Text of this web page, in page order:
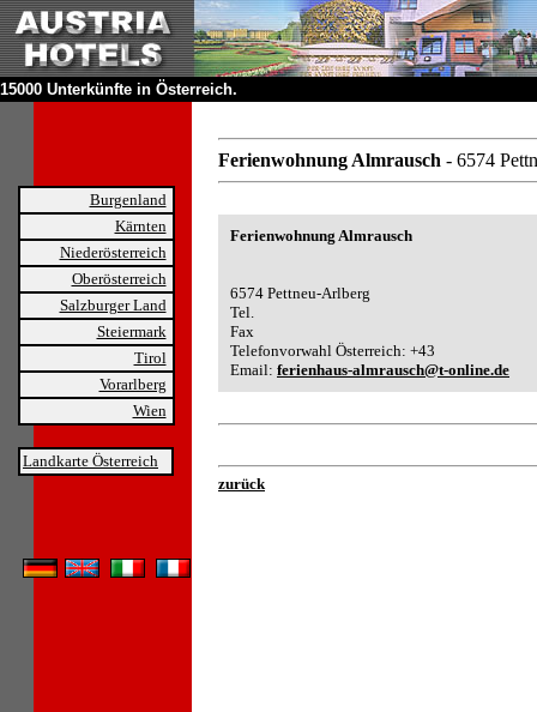
15000 Unterkünfte in Österreich.
Burgenland
Kärnten
Niederösterreich
Oberösterreich
Salzburger Land
Steiermark
Tirol
Vorarlberg
Wien
Landkarte Österreich
Ferienwohnung Almrausch - 6574
Ferienwohnung Almrausch
6574 Pettneu-Arlberg
Tel.
Fax
Telefonvorwahl Österreich: +43
Email: ferienhaus-almrausch@t-online.de
zurück